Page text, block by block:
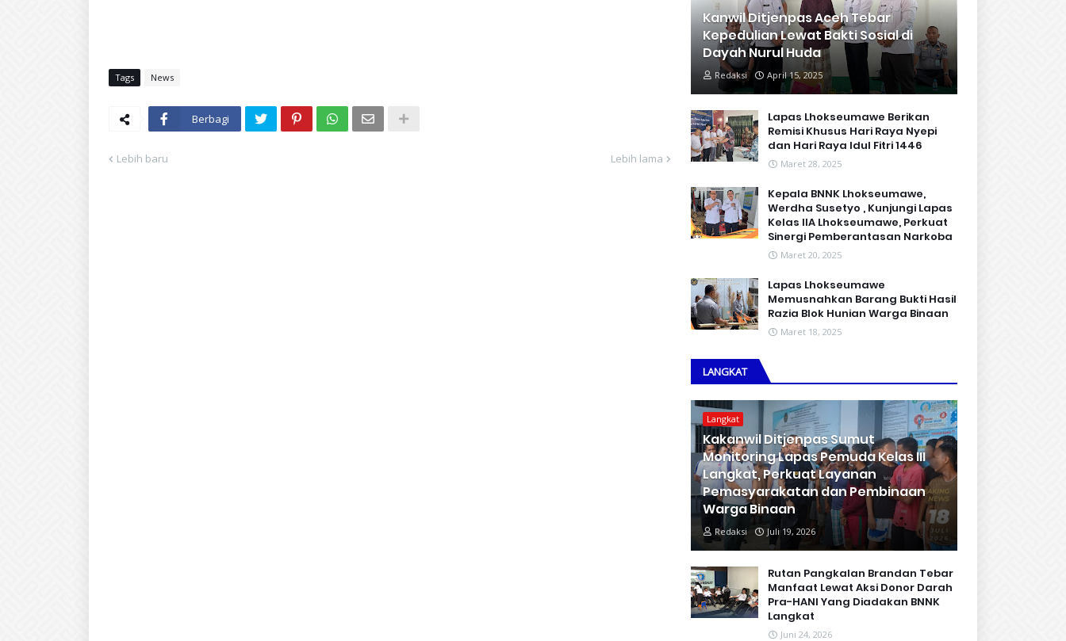
Tags News
Berbagi
Lebih baru Lebih lama
Kanwil Ditjenpas Aceh Tebar
Kepedulian Lewat Bakti Sosial di
Dayah Nurul Huda
Redaksi April 15, 2025
Lapas Lhokseumawe Berikan
Remisi Khusus Hari Raya Nyepi
dan Hari Raya Idul Fitri 1446
Maret 28, 2025
Kepala BNNK Lhokseumawe,
Werdha Susetyo , Kunjungi Lapas
Kelas IIA Lhokseumawe, Perkuat
Sinergi Pemberantasan Narkoba
Maret 20, 2025
Lapas Lhokseumawe
Memusnahkan Barang Bukti Hasil
Razia Blok Hunian Warga Binaan
Maret 18, 2025
LANGKAT
Langkat
Kakanwil Ditjenpas Sumut
Monitoring Lapas Pemuda Kelas III
Langkat, Perkuat Layanan
Pemasyarakatan dan Pembinaan
Warga Binaan
Redaksi Juli 19, 2026
Rutan Pangkalan Brandan Tebar
Manfaat Lewat Aksi Donor Darah
Pra-HANI Yang Diadakan BNNK
Langkat
Juni 24, 2026